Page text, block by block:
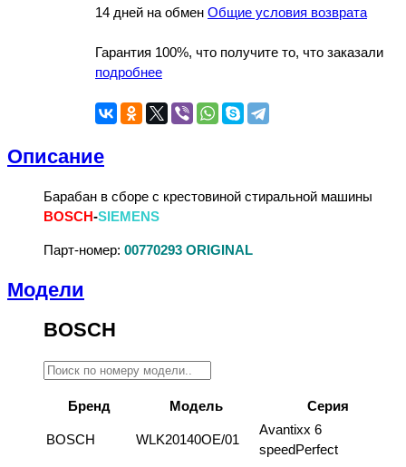
14 дней на обмен Общие условия возврата
Гарантия 100%, что получите то, что заказали
подробнее
Описание
Барабан в сборе с крестовиной стиральной машины
BOSCH-SIEMENS
Парт-номер: 00770293 ORIGINAL
Модели
BOSCH
Бренд Модель Серия
BOSCH WLK20140OE/01
Avantixx 6
speedPerfect